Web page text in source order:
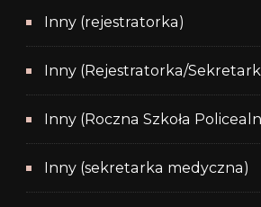
Inny (rejestratorka)
Inny (Rejestratorka/
Inny (Roczna Szkoła
Inny (sekretarka medyczna)